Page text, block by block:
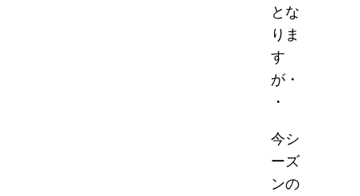
とな
りま
す
が・
・
今シ
ーズ
ンの